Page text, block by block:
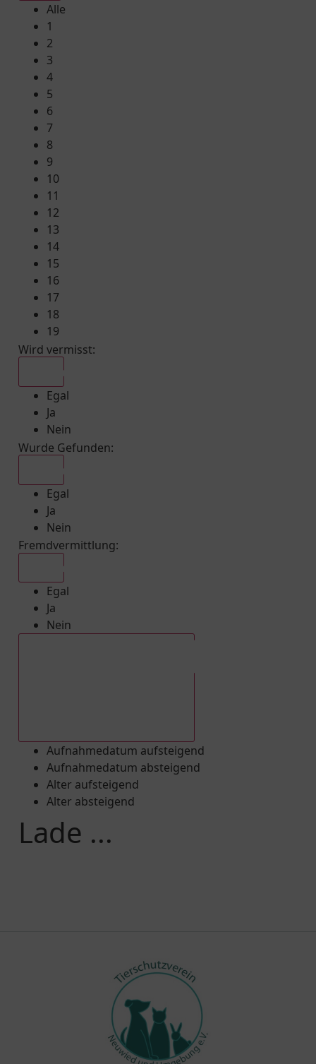
Alle
1
2
3
4
5
6
7
8
9
10
11
12
13
14
15
16
17
18
19
Wird vermisst:
Egal
Ja
Nein
Wurde Gefunden:
Egal
Ja
Nein
Fremdvermittlung:
Egal
Ja
Nein
Aufnahmedatum aufsteigend
Aufnahmedatum absteigend
Alter aufsteigend
Alter absteigend
Lade ...